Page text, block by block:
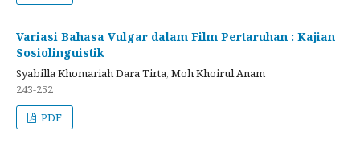
Variasi Bahasa Vulgar dalam Film Pertaruhan : Kajian
Sosiolinguistik
Syabilla Khomariah Dara Tirta, Moh Khoirul Anam
243-252
PDF